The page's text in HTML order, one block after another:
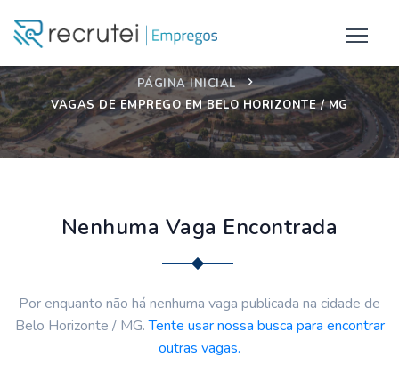
PÁGINA INICIAL
VAGAS DE EMPREGO EM BELO HORIZONTE / MG
Nenhuma Vaga Encontrada
Por enquanto não há nenhuma vaga publicada na cidade de
Belo Horizonte / MG.Tente usar nossa busca para encontrar
outras vagas.